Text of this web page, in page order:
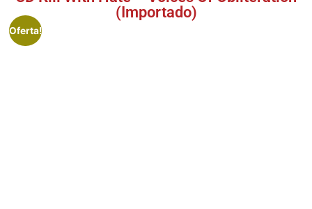
(Importado)
Oferta!